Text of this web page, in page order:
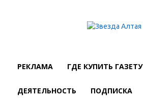
РЕКЛАМА ГДЕ КУПИТЬ ГАЗЕТУ
ДЕЯТЕЛЬНОСТЬ ПОДПИСКА